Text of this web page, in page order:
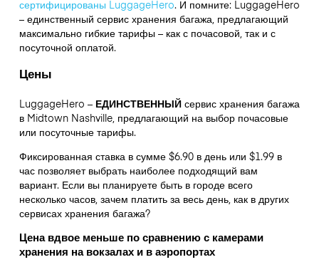
сертифицированы LuggageHero. И помните: LuggageHero
– единственный сервис хранения багажа, предлагающий
максимально гибкие тарифы – как с почасовой, так и с
посуточной оплатой.
Цены
LuggageHero – ЕДИНСТВЕННЫЙсервис хранения багажа
в Midtown Nashville, предлагающий на выбор почасовые
или посуточные тарифы.
Фиксированная ставка в сумме $6.90 в день или $1.99 в
час позволяет выбрать наиболее подходящий вам
вариант. Если вы планируете быть в городе всего
несколько часов, зачем платить за весь день, как в других
сервисах хранения багажа?
Цена вдвое меньше по сравнению с камерами
хранения на вокзалах и в аэропортах